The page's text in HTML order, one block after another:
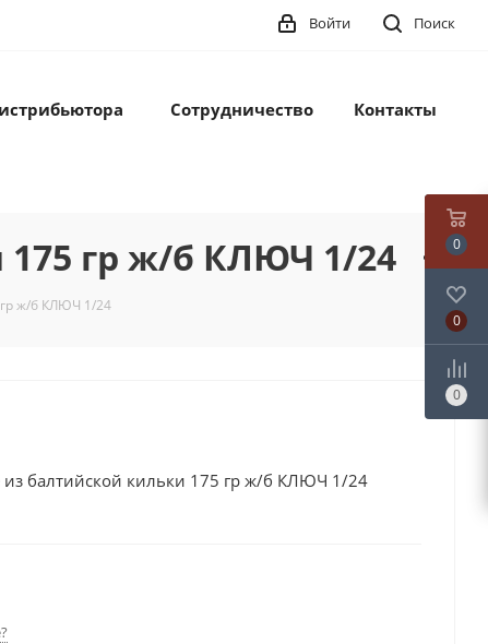
Поиск
Войти
Сотрудничество Контакты
гр ж/б КЛЮЧ 1/24
ж/б КЛЮЧ 1/24
балтийской кильки 175 гр ж/б КЛЮЧ 1/24
0
0
0